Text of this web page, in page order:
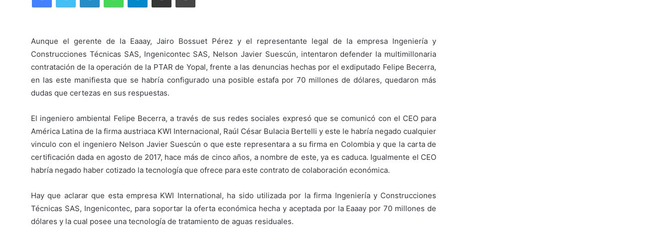
Aunque el gerente de la Eaaay, Jairo Bossuet Pérez y el representante legal de la empresa Ingeniería y
Construcciones Técnicas SAS, Ingenicontec SAS, Nelson Javier Suescún, intentaron defender la multimillonaria
contratación de la operación de la PTAR de Yopal, frente a las denuncias hechas por el exdiputado Felipe Becerra,
en las este manifiesta que se habría configurado una posible estafa por 70 millones de dólares, quedaron más
dudas que certezas en sus respuestas.
El ingeniero ambiental Felipe Becerra, a través de sus redes sociales expresó que se comunicó con el CEO para
América Latina de la firma austriaca KWI Internacional, Raúl César Bulacia Bertelli y este le habría negado cualquier
vinculo con el ingeniero Nelson Javier Suescún o que este representara a su firma en Colombia y que la carta de
certificación dada en agosto de 2017, hace más de cinco años, a nombre de este, ya es caduca. Igualmente el CEO
habría negado haber cotizado la tecnología que ofrece para este contrato de colaboración económica.
Hay que aclarar que esta empresa KWI International, ha sido utilizada por la firma Ingeniería y Construcciones
Técnicas SAS, Ingenicontec, para soportar la oferta económica hecha y aceptada por la Eaaay por 70 millones de
dólares y la cual posee una tecnología de tratamiento de aguas residuales.